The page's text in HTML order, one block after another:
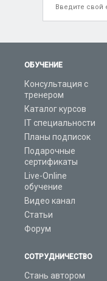
ОБУЧЕНИЕ
Консультация с
тренером
Каталог курсов
IT специальности
Планы подписок
Подарочные
сертификаты
Live-Online
обучение
Видео канал
Статьи
Форум
СОТРУДНИЧЕСТВО
Стань автором